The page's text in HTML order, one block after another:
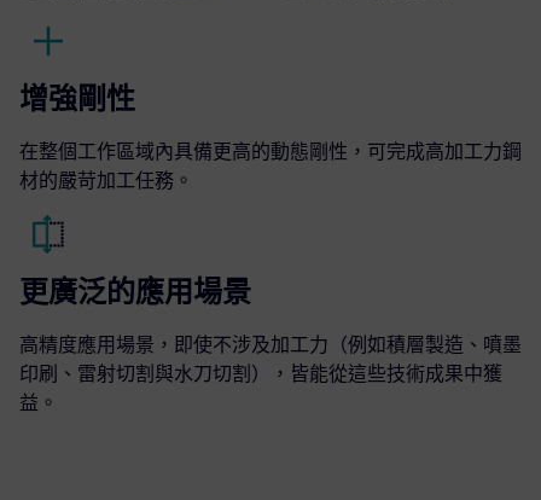
增強剛性
在整個工作區域內具備更高的動態剛性，可完成高加工力鋼
材的嚴苛加工任務。
更廣泛的應用場景
高精度應用場景，即使不涉及加工力（例如積層製造、噴墨
印刷、雷射切割與水刀切割），皆能從這些技術成果中獲
益。